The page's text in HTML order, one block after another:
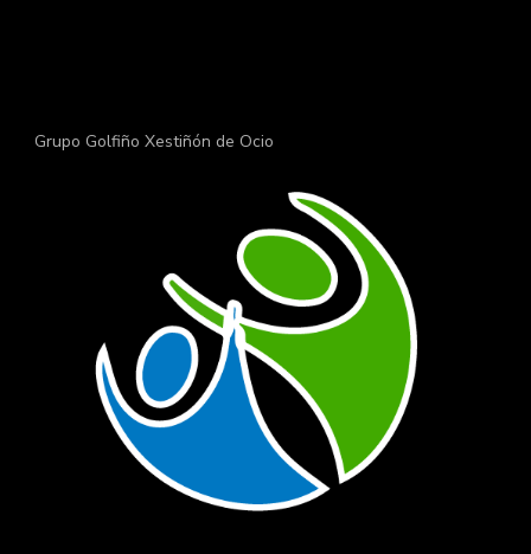
Grupo Golfiño Xestiñón de Ocio